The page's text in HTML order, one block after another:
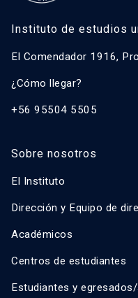
Instituto de estudios
El Comendador 1916,
¿Cómo llegar?
+56 95504 5505
Sobre nosotros
El Instituto
Dirección y Equipo de
Académicos
Centros de estudiantes
Estudiantes y